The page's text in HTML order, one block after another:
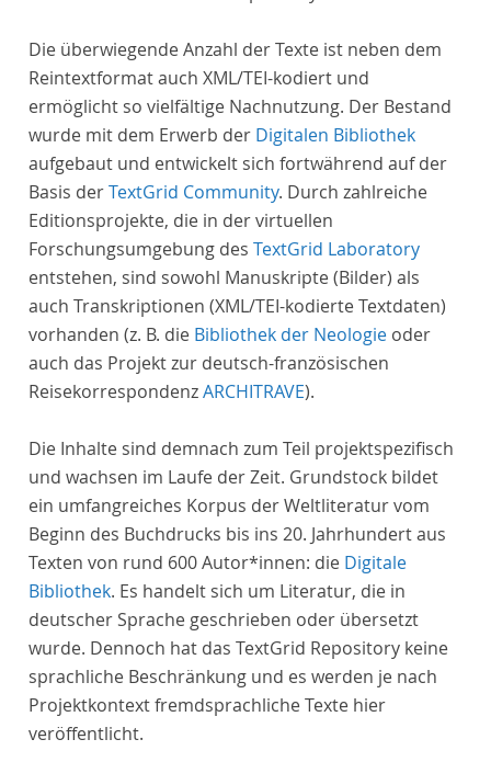
Die überwiegende Anzahl der Texte ist neben dem
Reintextformat auch XML/TEI-kodiert und
ermöglicht so vielfältige Nachnutzung. Der Bestand
wurde mit dem Erwerb der Digitalen Bibliothek
aufgebaut und entwickelt sich fortwährend auf der
Basis derTextGrid Community. Durch zahlreiche
Editionsprojekte, die in der virtuellen
Forschungsumgebung des TextGrid Laboratory
entstehen, sind sowohl Manuskripte (Bilder) als
auch Transkriptionen (XML/TEI-kodierte Textdaten)
vorhanden (z. B. die Bibliothek der Neologie oder
auch das Projekt zur deutsch-französischen
ReisekorrespondenzARCHITRAVE).
Die Inhalte sind demnach zum Teil projektspezifisch
und wachsen im Laufe der Zeit. Grundstock bildet
ein umfangreiches Korpus der Weltliteratur vom
Beginn des Buchdrucks bis ins 20. Jahrhundert aus
Texten von rund 600 Autor*innen: die Digitale
Bibliothek. Es handelt sich um Literatur, die in
deutscher Sprache geschrieben oder übersetzt
wurde. Dennoch hat das TextGrid Repository keine
sprachliche Beschränkung und es werden je nach
Projektkontext fremdsprachliche Texte hier
veröffentlicht.